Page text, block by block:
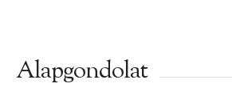
Alapgondolat